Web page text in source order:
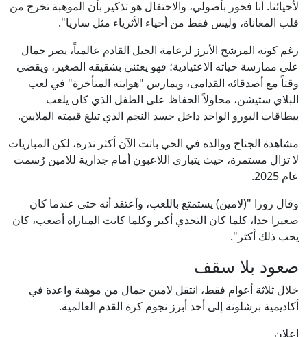
لأحيائنا. أنا فخور بأصولي، والاحتفال هو تذكير بأن الموهبة تخرج من
قلب المعاناة، وليس فقط من أحياء الأثرياء مثل ساريا".
رغم كونه المرشح الأبرز لزعامة الجيل القادم عالمياً، يصر جمال
على ممارسة حياته الاعتيادية؛ فهو يعتني بشقيقه الصغير، ويقضي
وقتاً مع أصدقائه القدامى، ويمارس "هوايته المتأخرة" في لعب
البلاي ستيشن، محاولاً الحفاظ على الطفل الذي كان يلعب
ببطاقات اليورو الواحد داخل جسد النجم الذي تبلغ قيمته الملايين.
مشاهدة الجناح ووالده في الحي باتت الآن أكثر ندرة، لكن المباريات
لا تزال مستمرة، حيث يتبارى اللاعبون أمام جدارية للامين رُسمت
عام 2025.
وقال رورا "(لامين) يستمتع باللعب، وأعتقد أنه حتى عندما كان
صغيرا جدا، كلما كان التحدي أكبر وكلما كانت المباراة أصعب، كان
يحب ذلك أكثر".
صعود بلا سقف
خلال ثلاثة أعوام فقط، انتقل لامين جمال من موهبة واعدة في
أكاديمية برشلونة إلى أحد أبرز نجوم كرة القدم العالمية.
إعلان